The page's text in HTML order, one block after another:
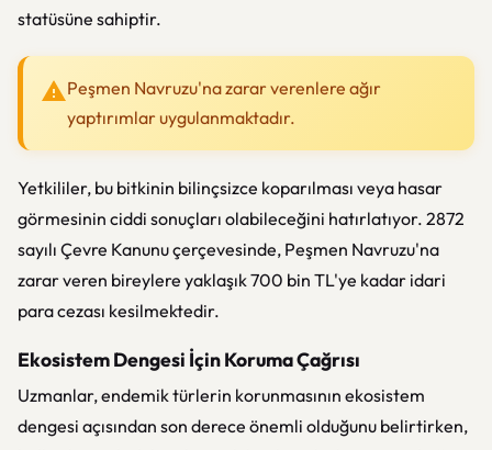
statüsüne sahiptir.
Peşmen Navruzu'na zarar verenlere ağır
yaptırımlar uygulanmaktadır.
Yetkililer, bu bitkinin bilinçsizce koparılması veya hasar
görmesinin ciddi sonuçları olabileceğini hatırlatıyor. 2872
sayılı Çevre Kanunu çerçevesinde, Peşmen Navruzu'na
zarar veren bireylere yaklaşık 700 bin TL'ye kadar idari
para cezası kesilmektedir.
Ekosistem Dengesi İçin Koruma Çağrısı
Uzmanlar, endemik türlerin korunmasının ekosistem
dengesi açısından son derece önemli olduğunu belirtirken,